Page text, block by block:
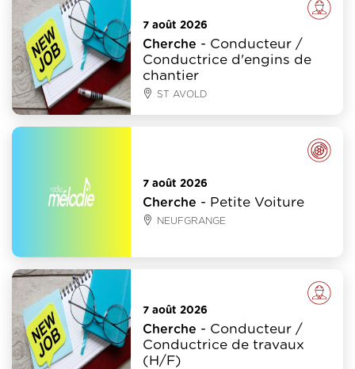
7 août 2026
Cherche - Conducteur /
Conductrice d'engins de
chantier
ST AVOLD
7 août 2026
Cherche - Petite Voiture
NEUFGRANGE
7 août 2026
Cherche - Conducteur /
Conductrice de travaux
(H/F)